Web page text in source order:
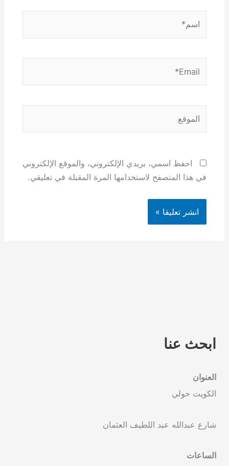
احفظ اسمي، بريدي الإلكتروني، والموقع الإلكتروني
في هذا المتصفح لاستخدامها المرة المقبلة في تعليقي.
ابحث عنا
العنوان
الكويت حولي
شارع عبدالله عبد اللطيف العثمان
الساعات